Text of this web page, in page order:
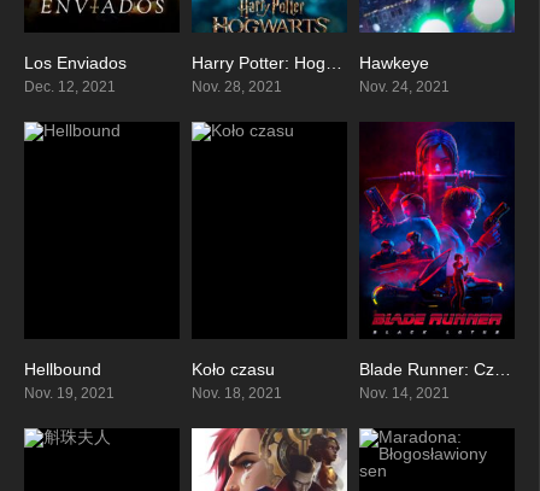
Los Enviados
Dec. 12, 2021
7.439
Nov. 28, 2021
Hawkeye
Nov. 24, 2021
Hellbound
Nov. 19, 2021
Koło czasu
Nov. 18, 2021
7.29
Blade Runner: Czarny Lotos
Nov. 14, 2021